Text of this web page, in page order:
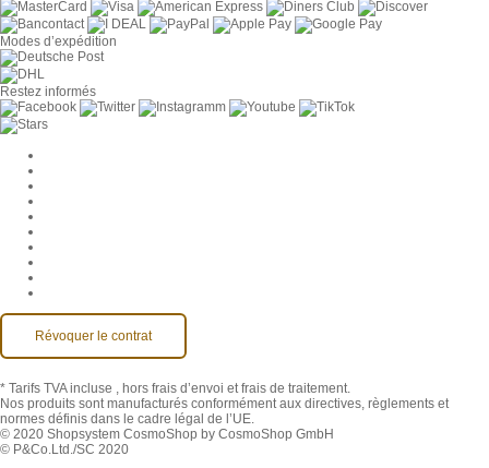
Modes d’expédition
Restez informés
Révoquer le contrat
* Tarifs TVA incluse , hors frais d’envoi et frais de traitement.
Nos produits sont manufacturés conformément aux directives, règlements et
normes définis dans le cadre légal de l’UE.
© 2020 Shopsystem CosmoShop by CosmoShop GmbH
© P&Co.Ltd./SC 2020